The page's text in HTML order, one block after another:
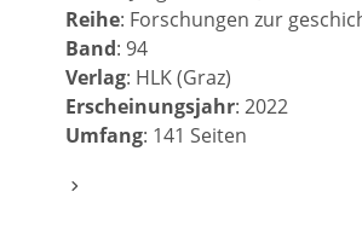
Reihe: Forschungen zur
Band: 94
Verlag: HLK (Graz)
Erscheinungsjahr: 2022
Umfang: 141 Seiten